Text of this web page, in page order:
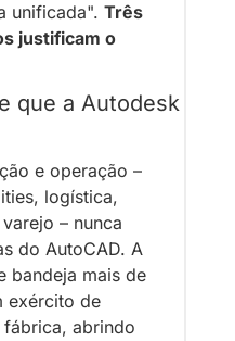
unificada". Três
justificam o
que a Autodesk
e operação –
logística,
– nunca
do AutoCAD. A
bandeja mais de
exército de
fábrica, abrindo